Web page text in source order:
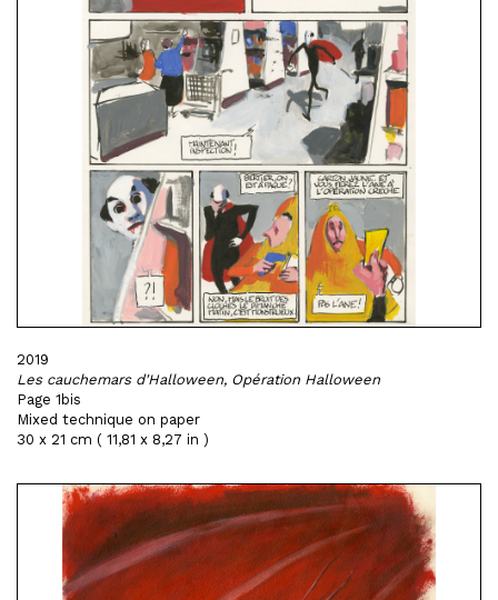
2019
Les cauchemars d'Halloween, Opération Halloween
Page 1bis
Mixed technique on paper
30 x 21 cm ( 11,81 x 8,27 in )